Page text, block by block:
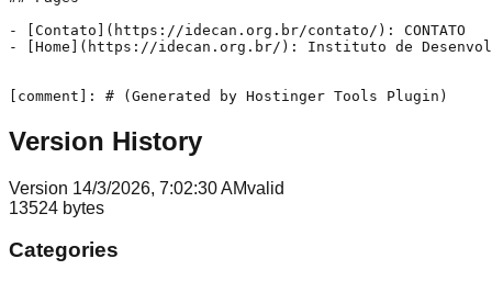
Version History
Version 14/3/2026, 7:02:30 AMvalid
13524 bytes
Categories